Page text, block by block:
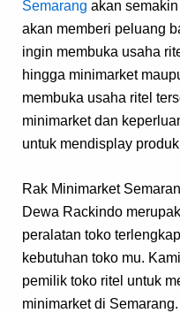
Semarang akan
akan memberi peluang
ingin membuka usaha
hingga minimarket
membuka usaha ritel
minimarket dan
untuk mendisplay
Rak Minimarket
Dewa Rackindo
peralatan toko
kebutuhan toko mu.
pemilik toko ritel untuk
minimarket di